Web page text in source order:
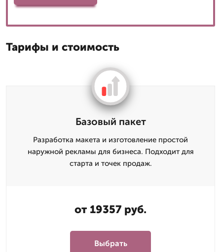
Тарифы и стоимость
Базовый пакет
Разработка макета и изготовление простой
наружной рекламы для бизнеса. Подходит для
старта и точек продаж.
от 19357 руб.
Выбрать